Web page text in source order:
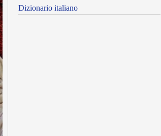
Dizionario italiano